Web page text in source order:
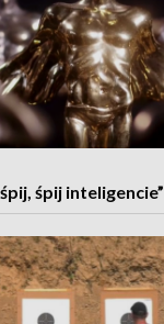
śpij inteligencie”